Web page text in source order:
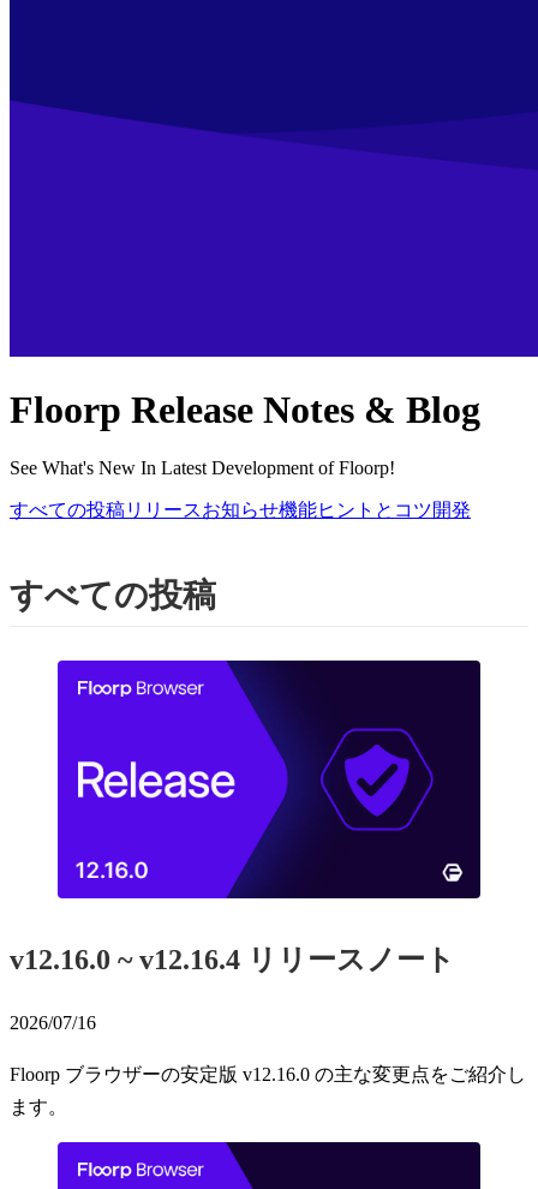
Floorp Release Notes & Blog
See What's New In Latest Development of Floorp!
すべての投稿リリースお知らせ機能ヒントとコツ開発
すべての投稿
v12.16.0 ~ v12.16.4 リリースノート
2026/07/16
Floorp ブラウザーの安定版 v12.16.0 の主な変更点をご紹介し
ます。